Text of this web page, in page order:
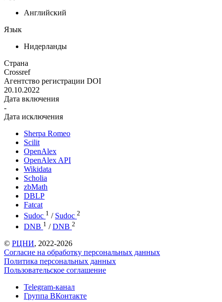
Английский
Язык
Нидерланды
Страна
Crossref
Агентство регистрации DOI
20.10.2022
Дата включения
-
Дата исключения
Sherpa Romeo
Scilit
OpenAlex
OpenAlex API
Wikidata
Scholia
zbMath
DBLP
Fatcat
Sudoc 1 / Sudoc 2
DNB 1 / DNB 2
© РЦНИ, 2022-2026
Согласие на обработку персональных данных
Политика персональных данных
Пользовательское соглашение
Telegram-канал
Группа ВКонтакте